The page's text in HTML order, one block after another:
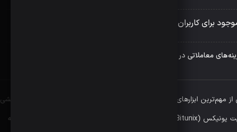
برای کاربران صرافی بیت یونیکس
معاملاتی در بیت یونیکس
از مهم‌ترین ابزارهای مالی نوین شناخته می‌شوند و صرافی‌های ارز دیجیتال نقشی
کلیدی در تسهیل معاملات این ارزها دارند. بیت یونیکس (Bitunix) یکی از این صرافی‌هاست که با ارائه خدمات متنوع، توجه